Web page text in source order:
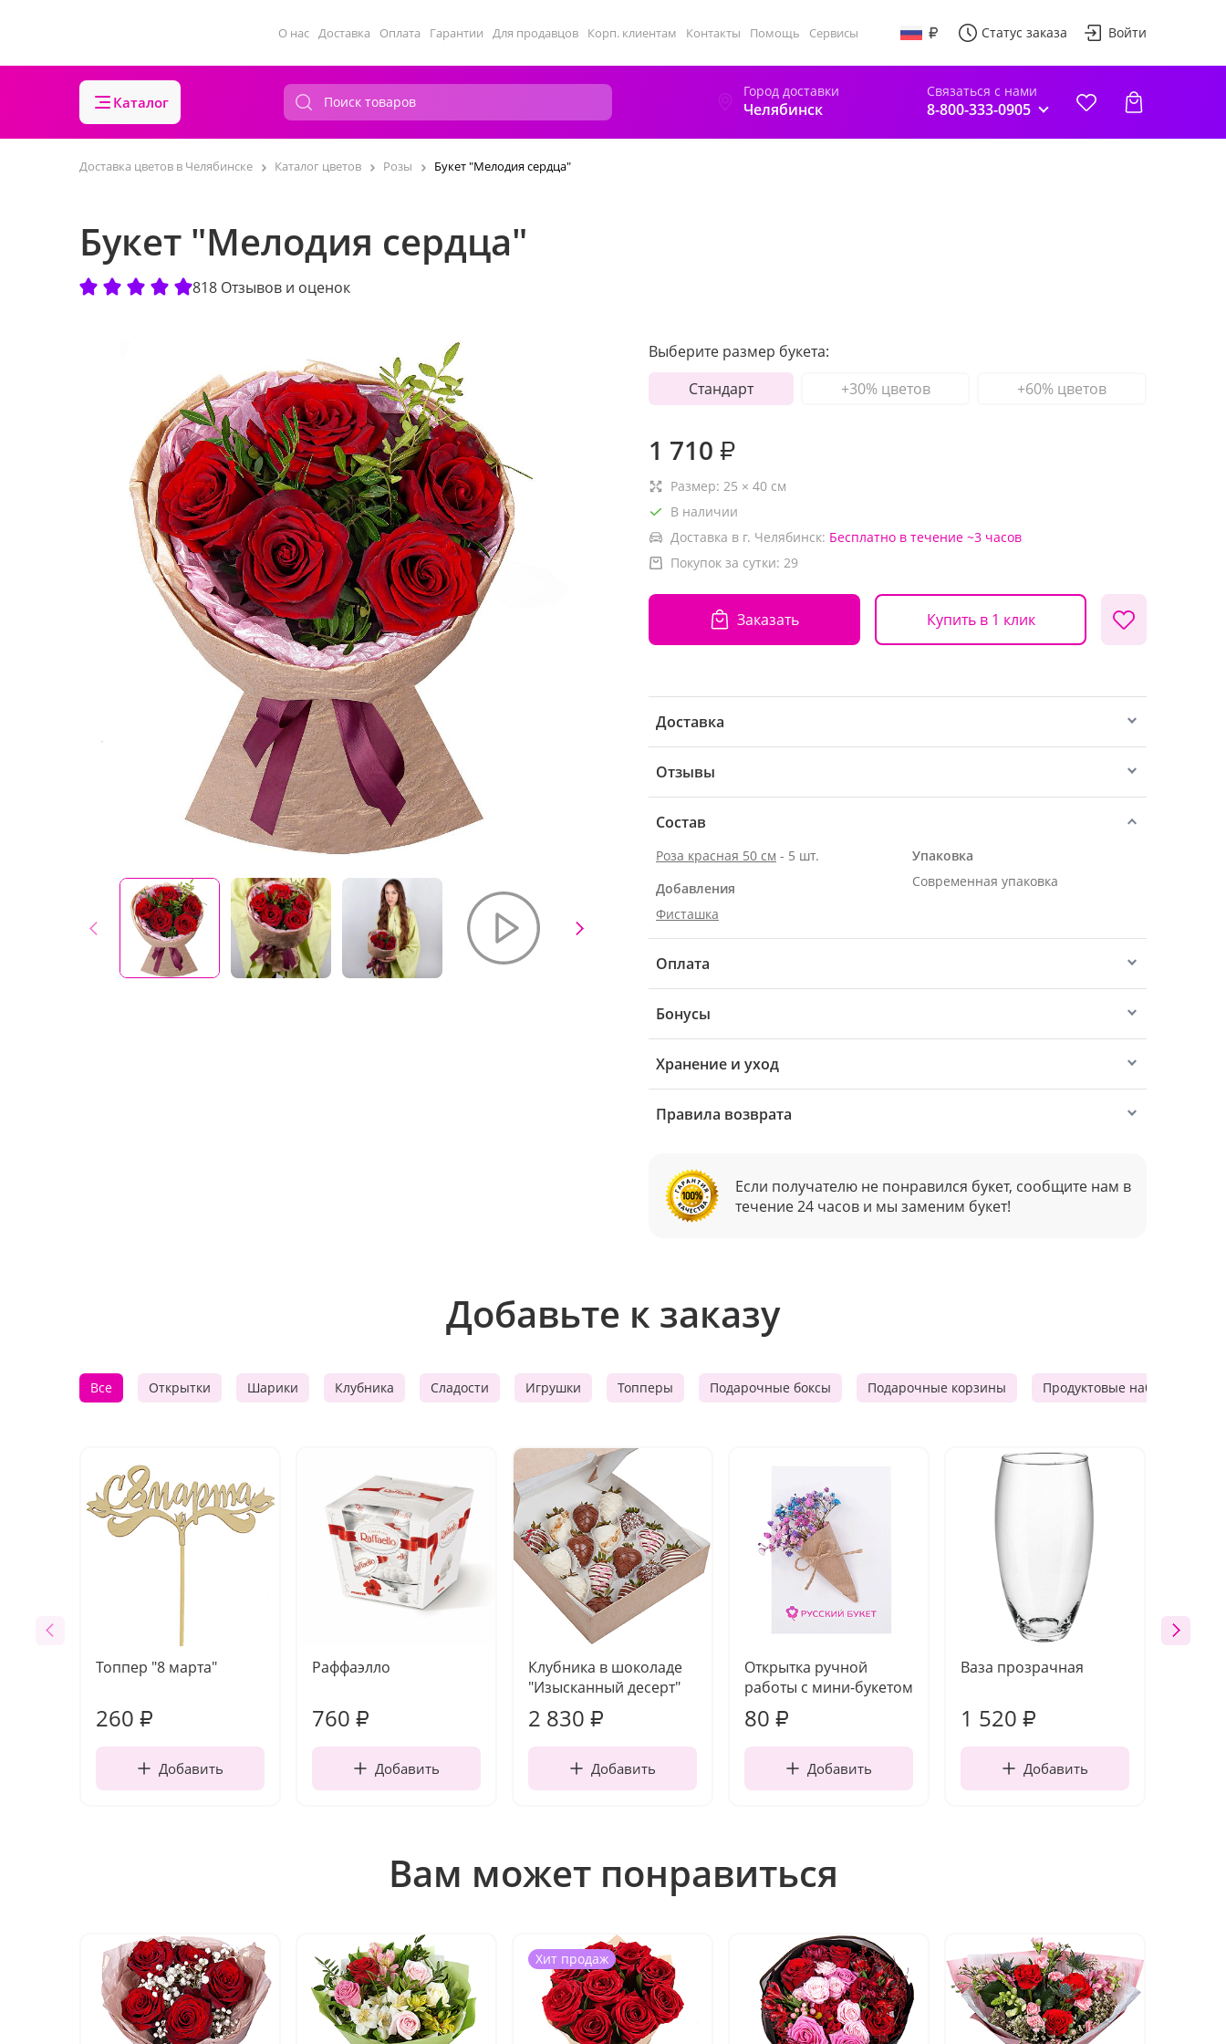
О нас Доставка Оплата Гарантии Для продавцов Корп. клиентам Контакты Помощь Сервисы Статус заказа Войти
Каталог
Город доставки
Челябинск
Связаться с нами
8-800-333-0905
Доставка цветов в Челябинске Каталог цветов Розы Букет "Мелодия сердца"
Букет "Мелодия сердца"
818 Отзывов и оценок
Выберите размер букета:
Стандарт
+30% цветов +60% цветов
1 710 ₽
Размер: 25 × 40 см
В наличии
Доставка в г. Челябинск: Бесплатно в течение ~3 часов
Покупок за сутки: 29
Заказать Купить в 1 клик
Доставка
Отзывы
Состав
Роза красная 50 см - 5 шт.
Добавления
Фисташка
Упаковка
Современная упаковка
Оплата
Бонусы
Хранение и уход
Правила возврата
Если получателю не понравился букет, сообщите нам в
течение 24 часов и мы заменим букет!
Добавьте к заказу
Все Открытки Шарики Клубника Сладости Игрушки Топперы Подарочные боксы Подарочные корзины Продуктовые наборы
Топпер "8 марта"
260 ₽
Добавить
Раффаэлло
760 ₽
Добавить
Клубника в шоколаде
"Изысканный десерт"
2 830 ₽
Добавить
Открытка ручной
работы с мини-букетом
80 ₽
Добавить
Ваза прозрачная
1 520 ₽
Добавить
Вам может понравиться
Хит продаж